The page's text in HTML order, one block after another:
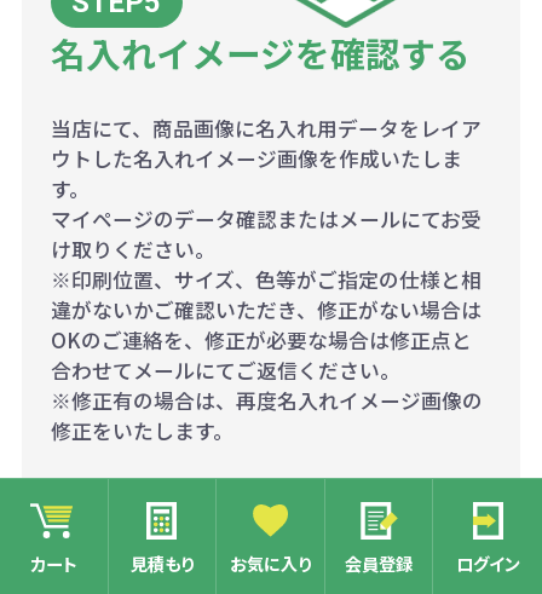
カート 見積もり お気に入り 会員登録 ログイン
名入れイメージを確認する
当店にて、商品画像に名入れ用データをレイア
ウトした名入れイメージ画像を作成いたしま
す。
マイページのデータ確認またはメールにてお受
け取りください。
※印刷位置、サイズ、色等がご指定の仕様と相
違がないかご確認いただき、修正がない場合は
OKのご連絡を、修正が必要な場合は修正点と
合わせてメールにてご返信ください。
※修正有の場合は、再度名入れイメージ画像の
修正をいたします。